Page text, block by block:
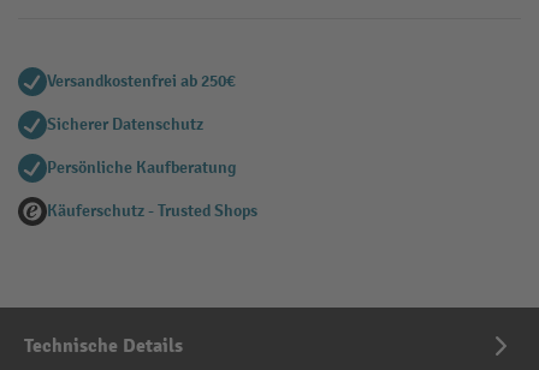
Versandkostenfrei ab 250€
Sicherer Datenschutz
Persönliche Kaufberatung
Käuferschutz - Trusted Shops
Technische Details